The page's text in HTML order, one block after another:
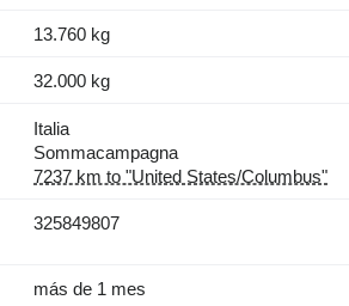
13.760 kg
32.000 kg
Italia
Sommacampagna
7237 km to "United States/Columbus"
325849807
más de 1 mes